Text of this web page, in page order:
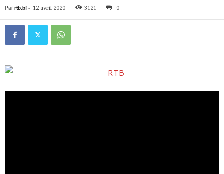
Par rtb.bf- 12 avril 2020 3121 0